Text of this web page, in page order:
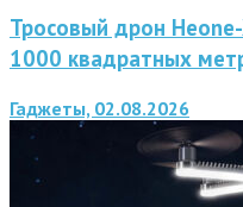
Тросовый дрон
1000 квадратных
Гаджеты, 02.08.2026